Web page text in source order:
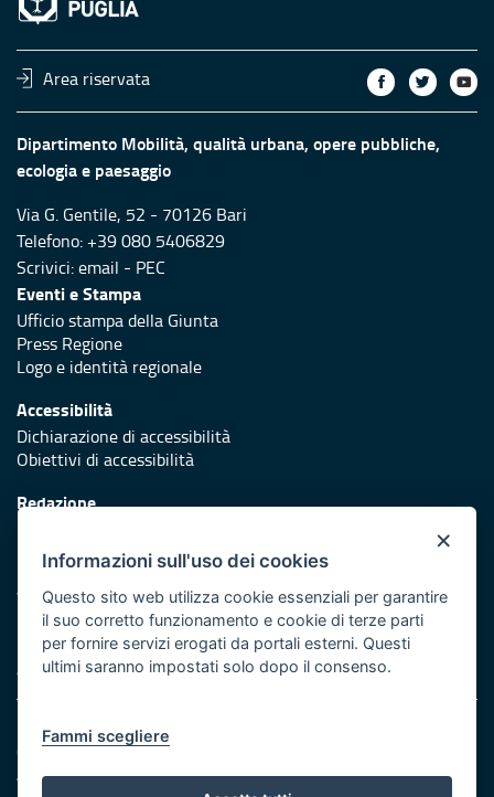
Area riservata
Dipartimento Mobilità, qualità urbana, opere pubbliche,
ecologia e paesaggio
Via G. Gentile, 52 - 70126 Bari
Telefono: +39 080 5406829
Scrivici:email - PEC
Eventi e Stampa
Ufficio stampa della Giunta
Press Regione
Logo e identità regionale
Accessibilità
Dichiarazione di accessibilità
Obiettivi di accessibilità
Redazione
Protezione civile
Vai al sito di Protezione Civile Puglia
Iniziativa finanziata con risorse del POR Puglia 2014/2020 -
Asse XI
Note legali
Cookie e privacy
Amministrazione trasparente
×
Informazioni sull'uso dei cookies
Questo sito web utilizza cookie essenziali per garantire
il suo corretto funzionamento e cookie di terze parti
per fornire servizi erogati da portali esterni. Questi
ultimi saranno impostati solo dopo il consenso.
Fammi scegliere